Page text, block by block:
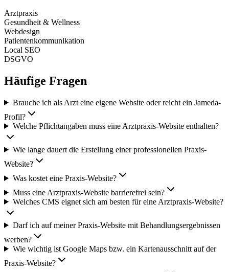
Arztpraxis
Gesundheit & Wellness
Webdesign
Patientenkommunikation
Local SEO
DSGVO
Häufige Fragen
Brauche ich als Arzt eine eigene Website oder reicht ein Jameda-
Profil?
Welche Pflichtangaben muss eine Arztpraxis-Website enthalten?
Wie lange dauert die Erstellung einer professionellen Praxis-
Website?
Was kostet eine Praxis-Website?
Muss eine Arztpraxis-Website barrierefrei sein?
Welches CMS eignet sich am besten für eine Arztpraxis-Website?
Darf ich auf meiner Praxis-Website mit Behandlungsergebnissen
werben?
Wie wichtig ist Google Maps bzw. ein Kartenausschnitt auf der
Praxis-Website?